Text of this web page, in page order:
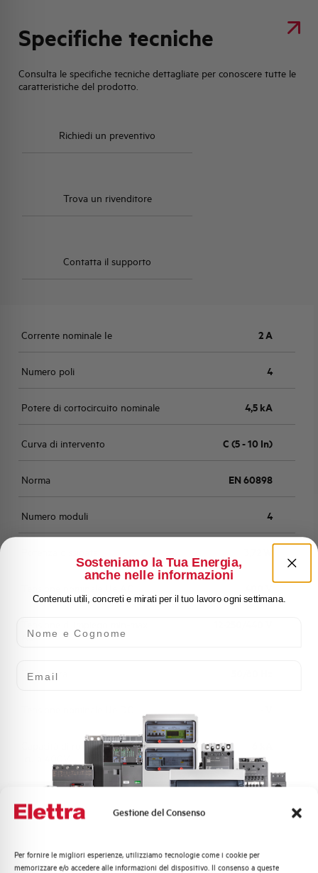
Gestione del Consenso
Per fornire le migliori esperienze, utilizziamo tecnologie come i cookie per
memorizzare e/o accedere alle informazioni del dispositivo. Il consenso a queste
Specifiche tecniche
Consulta le specifiche tecniche dettagliate per conoscere tutte le
caratteristiche del prodotto.
Richiedi un preventivo
Trova un rivenditore
Contatta il supporto
Corrente nominale Ie 2 A
Numero poli 4
Potere di cortocircuito nominale 4,5 kA
Curva di intervento C (5 - 10 In)
Norma EN 60898
Numero moduli 4
AC
Frequenza
Capacità di rottura EN60947-2
(%Icu)
Sosteniamo la Tua Energia,
anche nelle informazioni
Contenuti utili, concreti e mirati per il tuo lavoro ogni settimana.
Quali argomenti ti interessano di più?